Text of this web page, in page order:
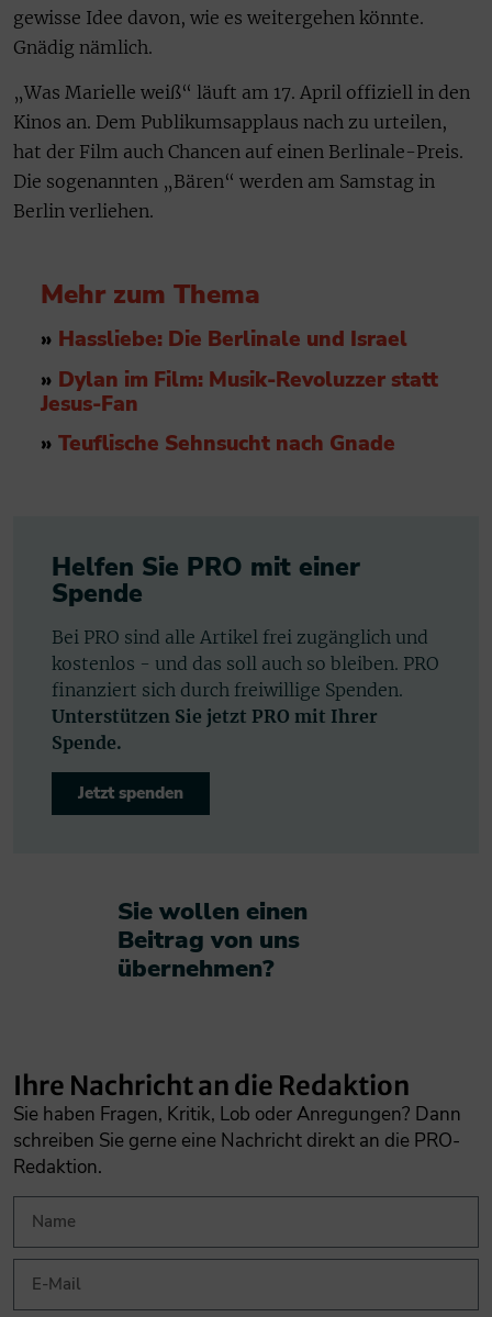
gewisse Idee davon, wie es weitergehen könnte.
Gnädig nämlich.
„Was Marielle weiß“ läuft am 17. April offiziell in den
Kinos an. Dem Publikumsapplaus nach zu urteilen,
hat der Film auch Chancen auf einen Berlinale-Preis.
Die sogenannten „Bären“ werden am Samstag in
Berlin verliehen.
Mehr zum Thema
» Hassliebe: Die Berlinale und Israel
» Dylan im Film: Musik-Revoluzzer statt
Jesus-Fan
» Teuflische Sehnsucht nach Gnade
Helfen Sie PRO mit einer
Spende
Bei PRO sind alle Artikel frei zugänglich und
kostenlos - und das soll auch so bleiben. PRO
finanziert sich durch freiwillige Spenden.
Unterstützen Sie jetzt PRO mit Ihrer
Spende.
Jetzt spenden
Sie wollen einen
Beitrag von uns
übernehmen?​
Ihre Nachricht an die Redaktion
Sie haben Fragen, Kritik, Lob oder Anregungen? Dann
schreiben Sie gerne eine Nachricht direkt an die PRO-
Redaktion.